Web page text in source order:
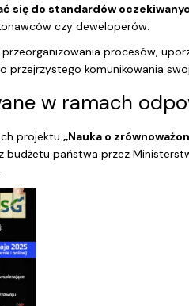
się do standardów
czy deweloperów.
procesów,
przejrzystego komunikowania
w ramach
projektu „Nauka o
budżetu państwa przez